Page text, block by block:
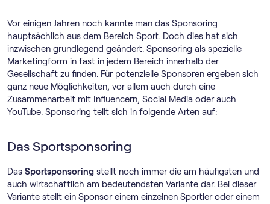
Vor einigen Jahren noch kannte man das Sponsoring
hauptsächlich aus dem Bereich Sport. Doch dies hat sich
inzwischen grundlegend geändert. Sponsoring als spezielle
Marketingform in fast in jedem Bereich innerhalb der
Gesellschaft zu finden. Für potenzielle Sponsoren ergeben sich
ganz neue Möglichkeiten, vor allem auch durch eine
Zusammenarbeit mit Influencern, Social Media oder auch
YouTube. Sponsoring teilt sich in folgende Arten auf:
Das Sportsponsoring
Das Sportsponsoring stellt noch immer die am häufigsten und
auch wirtschaftlich am bedeutendsten Variante dar. Bei dieser
Variante stellt ein Sponsor einem einzelnen Sportler oder einem